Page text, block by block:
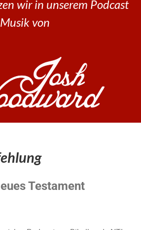
wir in unserem Podcast
von
Testament